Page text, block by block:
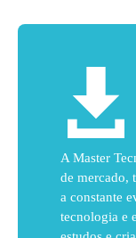
A Master
de mercado,
a constante
tecnologia e